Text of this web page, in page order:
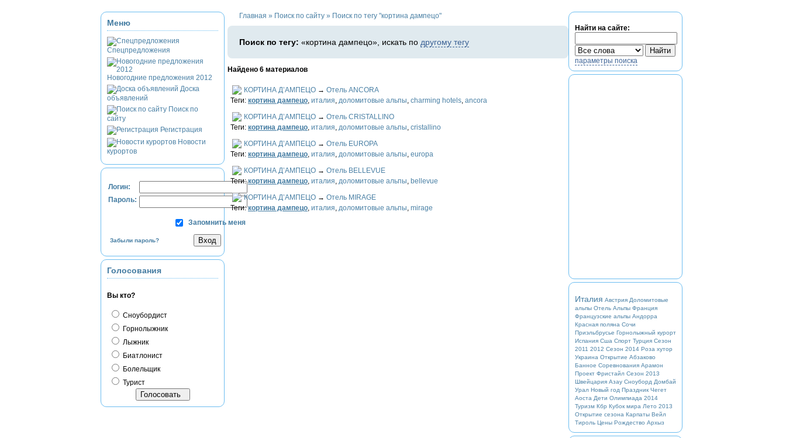
Меню
Спецпредложения
Новогодние предложения 2012
Доска
объявлений
Поиск по
сайту
Регистрация
Новости
курортов
Логин:
Пароль:
Запомнить меня
Забыли пароль?
Голосования
Вы кто?
Сноубордист
Горнолыжник
Лыжник
Биатлонист
Болельщик
Турист
Главная » Поиск по сайту » Поиск по тегу "кортина дампецо"
Поиск по тегу: «кортина дампецо», искать по другому тегу
Найдено 6 материалов
КОРТИНА Д’АМПЕЦО → Отель ANCORA
Теги: кортина дампецо, италия, доломитовые альпы, charming hotels, ancora
КОРТИНА Д’АМПЕЦО → Отель CRISTALLINO
Теги: кортина дампецо, италия, доломитовые альпы, cristallino
КОРТИНА Д’АМПЕЦО → Отель EUROPA
Теги: кортина дампецо, италия, доломитовые альпы, europa
КОРТИНА Д’АМПЕЦО → Отель BELLEVUE
Теги:кортина дампецо, италия, доломитовые альпы, bellevue
КОРТИНА Д’АМПЕЦО → Отель MIRAGE
Теги:кортина дампецо, италия, доломитовые альпы, mirage
Найти на сайте:
параметры поиска
Италия Австрия Доломитовые
альпы Отель Альпы Франция
Французские альпы Андорра
Красная поляна Сочи
Приэльбрусье Горнолыжный курорт
Испания Сша Спорт Турция Сезон
2011 2012 Сезон 2014 Роза хутор
Украина Открытие Абзаково
Банное Соревнования Арамон
Проект Фристайл Сезон 2013
Швейцария Азау Сноуборд Домбай
Урал Новый год Праздник Чегет
Аоста Дети Олимпиада 2014
Туризм Кбр Кубок мира Лето 2013
Открытие сезона Карпаты Вейл
Тироль Цены Рождество Архыз